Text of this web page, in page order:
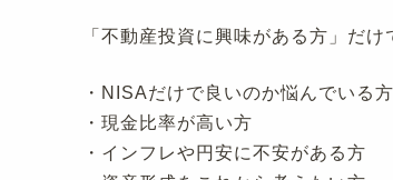
「不動産投資に興味がある方」だけ
・NISAだけで良いのか悩んでいる方
・現金比率が高い方
・インフレや円安に不安がある方